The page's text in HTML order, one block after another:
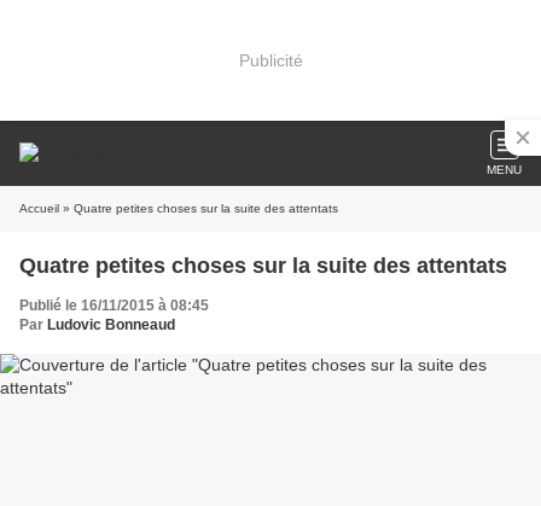
Publicité
MENU
Accueil » Quatre petites choses sur la suite des attentats
Quatre petites choses sur la suite des attentats
Publié le 16/11/2015 à 08:45
Par Ludovic Bonneaud